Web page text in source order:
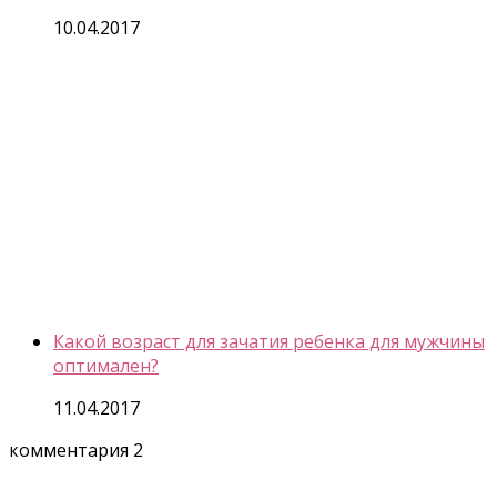
10.04.2017
Какой возраст для зачатия ребенка для мужчины
оптимален?
11.04.2017
комментария 2